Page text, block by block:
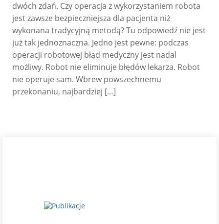
dwóch zdań. Czy operacja z wykorzystaniem robota
jest zawsze bezpieczniejsza dla pacjenta niż
wykonana tradycyjną metodą? Tu odpowiedź nie jest
już tak jednoznaczna. Jedno jest pewne: podczas
operacji robotowej błąd medyczny jest nadal
możliwy. Robot nie eliminuje błędów lekarza. Robot
nie operuje sam. Wbrew powszechnemu
przekonaniu, najbardziej […]